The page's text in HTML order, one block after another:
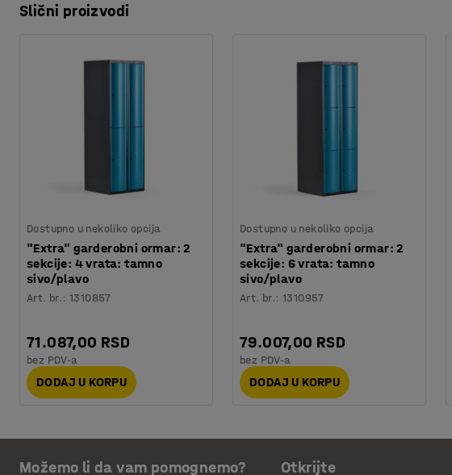
Slični proizvodi
Dostupno u nekoliko opcija
"Extra" garderobni ormar: 2
sekcije: 4 vrata: tamno
sivo/plavo
Art. br.:1310857
71.087,00 RSD
bez PDV-a
DODAJ U KORPU
Dostupno u nekoliko opcija
"Extra" garderobni ormar: 2
sekcije: 6 vrata: tamno
sivo/plavo
Art. br.:1310957
79.007,00 RSD
bez PDV-a
DODAJ U KORPU
Možemo li da vam pomognemo? Otkrijte